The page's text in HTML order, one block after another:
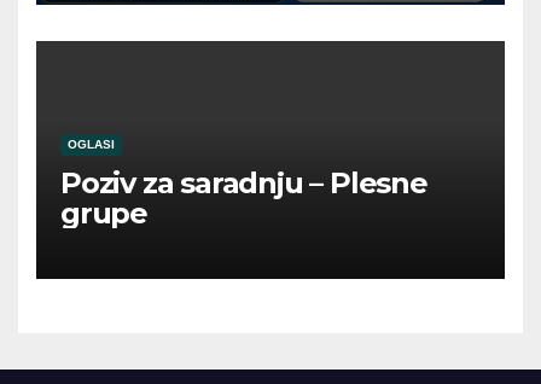
OGLASI
Poziv za saradnju – Plesne
grupe